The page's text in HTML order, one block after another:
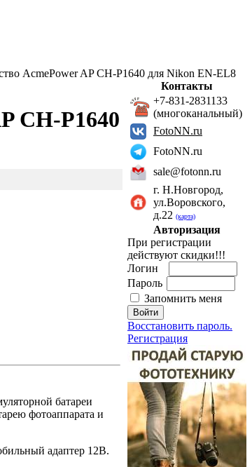
AcmePower AP CH-P1640 для Nikon EN-EL8
CH-P1640
батареи
фотоаппарата и
адаптер 12В.
Контакты
+7-831-2831133
(многоканальный)
FotoNN.ru
FotoNN.ru
sale@fotonn.ru
г. Н.Новгород,
ул.Воровского,
д.22 (карта)
Авторизация
При регистрации
действуют скидки!!!
Логин
Пароль
Запомнить меня
Восстановить пароль.
Регистрация